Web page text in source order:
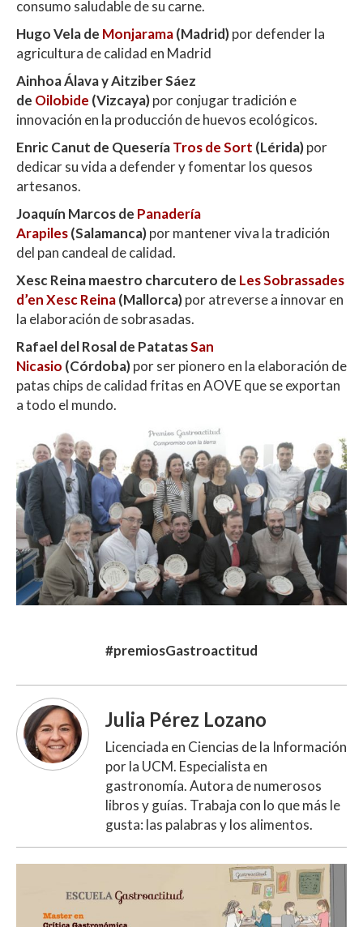
consumo saludable de su carne.
Hugo Vela de Monjarama(Madrid)por defender la
agricultura de calidad en Madrid
Ainhoa Álava y Aitziber Sáez
de Oilobide (Vizcaya)por conjugar tradición e
innovación en la producción de huevos ecológicos.
Enric Canut de QueseríaTros de Sort (Lérida)por
dedicar su vida a defender y fomentar los quesos
artesanos.
Joaquín Marcos de Panadería
Arapiles(Salamanca)por mantener viva la tradición
del pan candeal de calidad.
Xesc Reina maestro charcutero de Les Sobrassades
d’en Xesc Reina(Mallorca)por atreverse a innovar en
la elaboración de sobrasadas.
Rafael del Rosal de PatatasSan
Nicasio (Córdoba)por ser pionero en la elaboración de
patas chips de calidad fritas en AOVE que se exportan
a todo el mundo.
#premiosGastroactitud
Julia Pérez Lozano
Licenciada en Ciencias de la Información
por la UCM. Especialista en
gastronomía. Autora de numerosos
libros y guías. Trabaja con lo que más le
gusta: las palabras y los alimentos.